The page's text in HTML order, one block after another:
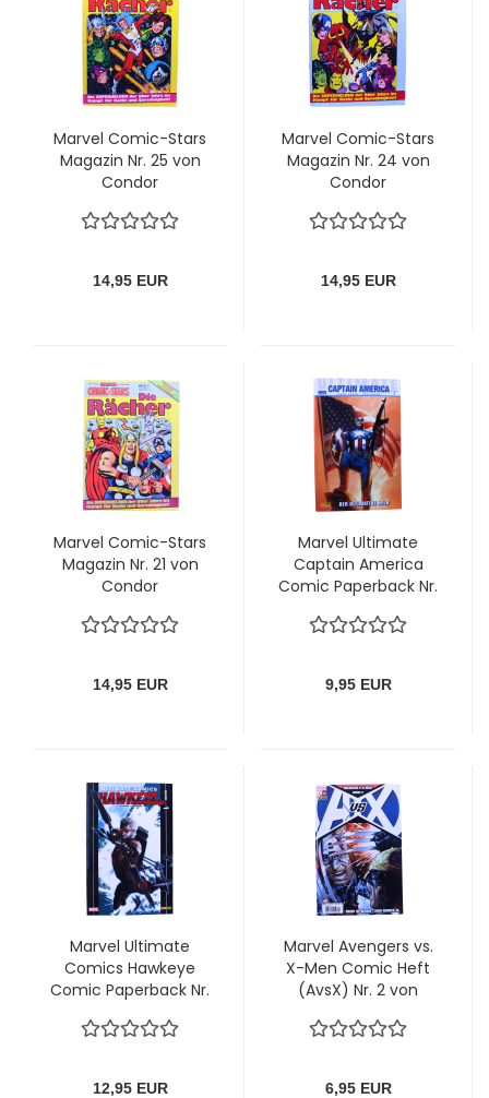
Marvel Comic-Stars
Magazin Nr. 25 von
Condor
14,95 EUR
Marvel Comic-Stars
Magazin Nr. 24 von
Condor
14,95 EUR
Marvel Comic-Stars
Magazin Nr. 21 von
Condor
14,95 EUR
Marvel Ultimate
Captain America
Comic Paperback Nr.
Supersoldaten von
9,95 EUR
Marvel Ultimate
Comics Hawkeye
Comic Paperback Nr.
Ultimativer
12,95 EUR
Marvel Avengers vs.
X-Men Comic Heft
(AvsX) Nr. 2 von
6,95 EUR